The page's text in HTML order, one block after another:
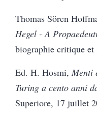
Thomas Sören
Hegel - A
biographie critique
Ed. H. Hosmi, Menti
Turing a cento anni
Superiore, 17 juillet